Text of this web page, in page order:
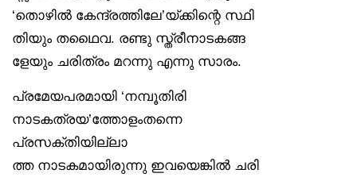
‘തൊഴിൽ കേന്ദ്രത്തിലേ’യ്ക്കിന്റെ സ്ഥി
തിയും തഥൈവ. രണ്ടു സ്ത്രീനാടകങ്ങ
ളേയും ചരിത്രം മറന്നു എന്നു സാരം.
പ്രമേയപരമായി ‘നമ്പൂതിരി
നാടകത്രയ’ത്തോളംതന്നെ
പ്രസക്തിയില്ലാ
ത്ത നാടകമായിരുന്നു ഇവയെങ്കിൽ ചരി